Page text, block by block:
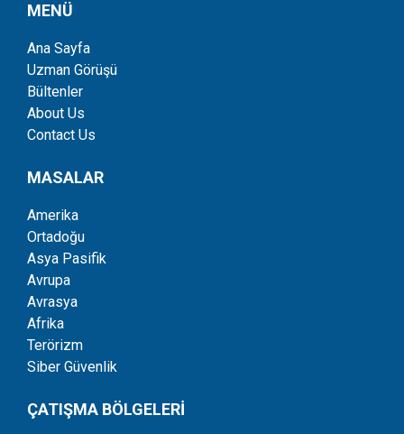
MENÜ
Ana Sayfa
Uzman Görüşü
Bültenler
About Us
Contact Us
MASALAR
Amerika
Ortadoğu
Asya Pasifik
Avrupa
Avrasya
Afrika
Terörizm
Siber Güvenlik
ÇATIŞMA BÖLGELERİ